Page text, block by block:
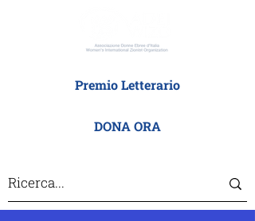
Premio Letterario
DONA ORA